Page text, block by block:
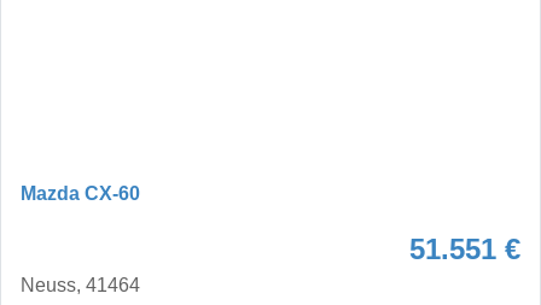
Mazda CX-60
51.551 €
Neuss, 41464